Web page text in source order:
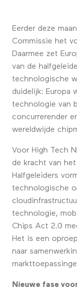
Eerder deze
Commissie het
Daarmee zet
van de
technologische
duidelijk: Europa
technologie van
concurrerender
wereldwijde
Voor High Tech
de kracht van
Halfgeleiders
technologische
technologie,
Chips Act 2.0
Het is een
naar
Nieuwe fase